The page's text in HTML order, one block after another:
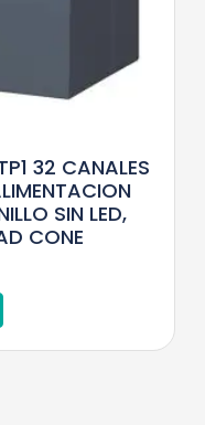
32 CANALES
SIN LED,
CONE